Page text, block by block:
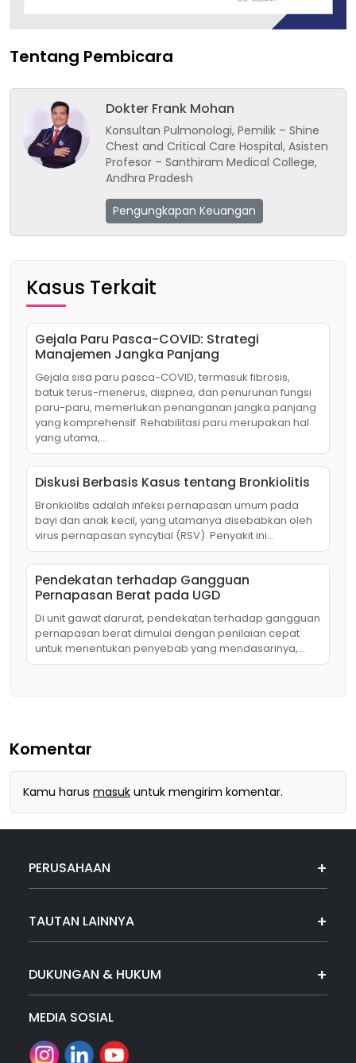
Tentang Pembicara
Dokter Frank Mohan
Konsultan Pulmonologi, Pemilik – Shine
Chest and Critical Care Hospital, Asisten
Profesor – Santhiram Medical College,
Andhra Pradesh
Pengungkapan Keuangan
Kasus Terkait
Gejala Paru Pasca-COVID: Strategi
Manajemen Jangka Panjang
Gejala sisa paru pasca-COVID, termasuk fibrosis,
batuk terus-menerus, dispnea, dan penurunan fungsi
paru-paru, memerlukan penanganan jangka panjang
yang komprehensif. Rehabilitasi paru merupakan hal
yang utama,…
Diskusi Berbasis Kasus tentang Bronkiolitis
Bronkiolitis adalah infeksi pernapasan umum pada
bayi dan anak kecil, yang utamanya disebabkan oleh
virus pernapasan syncytial (RSV). Penyakit ini…
Pendekatan terhadap Gangguan
Pernapasan Berat pada UGD
Di unit gawat darurat, pendekatan terhadap gangguan
pernapasan berat dimulai dengan penilaian cepat
untuk menentukan penyebab yang mendasarinya,…
Komentar
Kamu harus masuk untuk mengirim komentar.
PERUSAHAAN
TAUTAN LAINNYA
DUKUNGAN & HUKUM
MEDIA SOSIAL